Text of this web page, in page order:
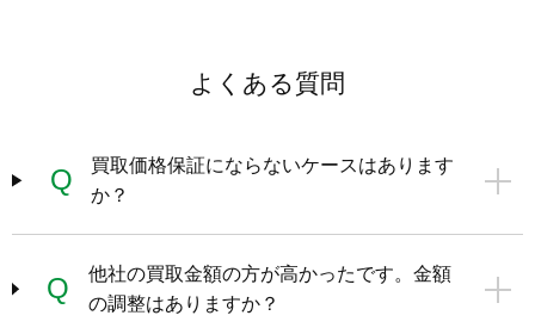
よくある質問
Q
買取価格保証にならないケースはあります
か？
Q
他社の買取金額の方が高かったです。金額
の調整はありますか？